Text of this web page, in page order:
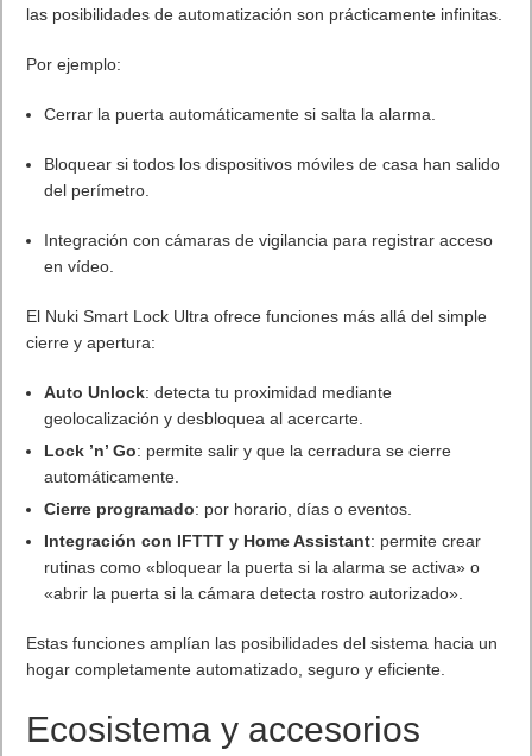
las posibilidades de automatización son prácticamente infinitas.
Por ejemplo:
Cerrar la puerta automáticamente si salta la alarma.
Bloquear si todos los dispositivos móviles de casa han salido
del perímetro.
Integración con cámaras de vigilancia para registrar acceso
en vídeo.
El Nuki Smart Lock Ultra ofrece funciones más allá del simple
cierre y apertura:
Auto Unlock: detecta tu proximidad mediante
geolocalización y desbloquea al acercarte.
Lock ’n’ Go: permite salir y que la cerradura se cierre
automáticamente.
Cierre programado: por horario, días o eventos.
Integración con IFTTT y Home Assistant: permite crear
rutinas como «bloquear la puerta si la alarma se activa» o
«abrir la puerta si la cámara detecta rostro autorizado».
Estas funciones amplían las posibilidades del sistema hacia un
hogar completamente automatizado, seguro y eficiente.
Ecosistema y accesorios